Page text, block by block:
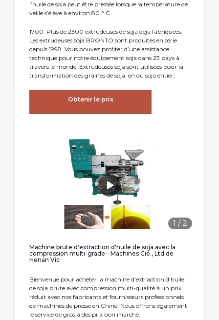
l’huile de soja peut être pressée lorsque la température de
veille s’élève à environ 80 ° C.
1700. Plus de 2300 extrudeuses de soja déjà fabriquées.
Les extrudeuses soja BRONTO sont produites en série
depuis 1998. Vous pouvez profiter d’une assistance
technique pour notre équipement soja dans 23 pays à
travers le monde. Extrudeuses soja sont utilisées pour la
transformation des graines de soja. en du soja entier.
Obtenir le prix
1 / 2
Machine brute d'extraction d'huile de soja avec la
compression multi-grade - Machines Cie., Ltd de
Henan Vic
Bienvenue pour acheter la machine d'extraction d'huile
de soja brute avec compression multi-qualité à un prix
réduit avec nos fabricants et fournisseurs professionnels
de machines de presse en Chine. Nous offrons également
le service de gros à des prix bon marché.